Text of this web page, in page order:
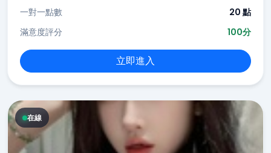
一對一點數
20 點
滿意度評分
100分
立即進入
在線